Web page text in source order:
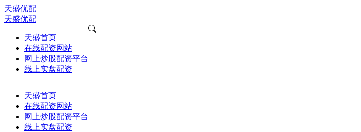
天盛优配
天盛优配
天盛首页
在线配资网站
网上炒股配资平台
线上实盘配资
天盛首页
在线配资网站
网上炒股配资平台
线上实盘配资